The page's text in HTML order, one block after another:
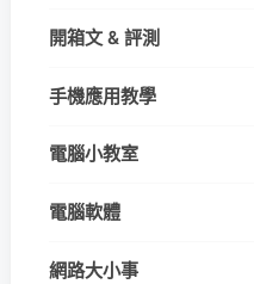
開箱文 & 評測
手機應用教學
電腦小教室
電腦軟體
網路大小事